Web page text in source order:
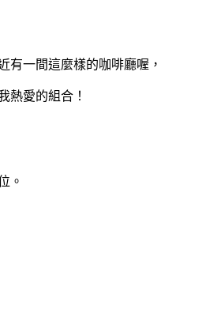
有一間這麼樣的咖啡廳喔，
熱愛的組合！
。